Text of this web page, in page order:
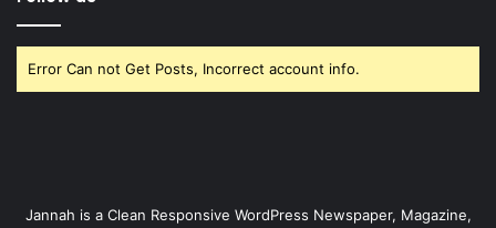
Error Can not Get Posts, Incorrect account info.
Jannah is a Clean Responsive WordPress Newspaper, Magazine,